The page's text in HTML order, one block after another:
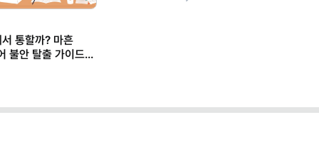
통할까? 마흔
불안 탈출 가이드